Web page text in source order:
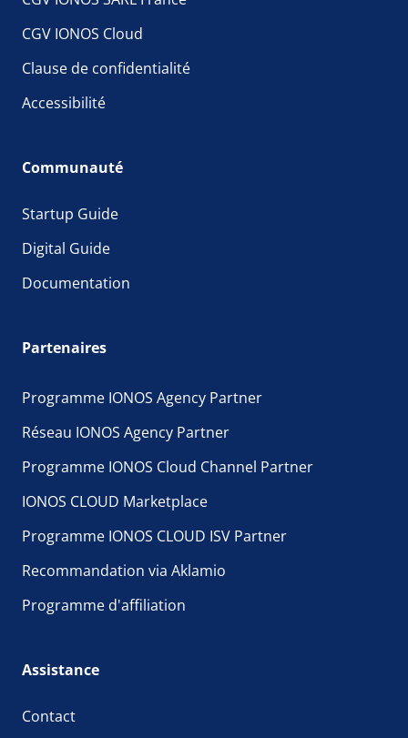
CGV IONOS Cloud
Clause de confidentialité
Accessibilité
Communauté
Startup Guide
Digital Guide
Documentation
Partenaires
Programme IONOS Agency Partner
Réseau IONOS Agency Partner
Programme IONOS Cloud Channel Partner
IONOS CLOUD Marketplace
Programme IONOS CLOUD ISV Partner
Recommandation via Aklamio
Programme d'affiliation
Assistance
Contact